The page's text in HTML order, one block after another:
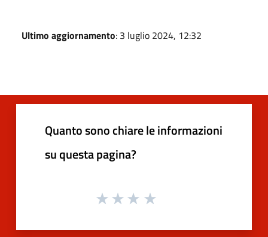
Ultimo aggiornamento: 3 luglio 2024, 12:32
Quanto sono chiare le informazioni
su questa pagina?